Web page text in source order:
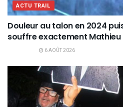
ACTU TRAIL
Douleur au talon en 2024
souffre exactement Mathieu
6 AOÛT 2026